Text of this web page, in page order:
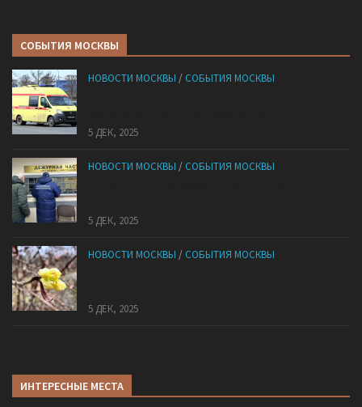
СОБЫТИЯ МОСКВЫ
НОВОСТИ МОСКВЫ / СОБЫТИЯ МОСКВЫ
5 ДЕК, 2025
НОВОСТИ МОСКВЫ / СОБЫТИЯ МОСКВЫ
5 ДЕК, 2025
НОВОСТИ МОСКВЫ / СОБЫТИЯ МОСКВЫ
5 ДЕК, 2025
ИНТЕРЕСНЫЕ МЕСТА